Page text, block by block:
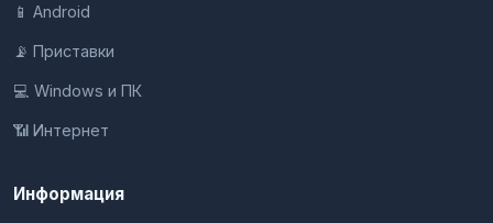
📱 Android
📡 Приставки
💻 Windows и ПК
📶 Интернет
Информация